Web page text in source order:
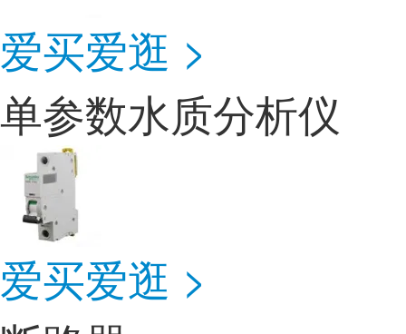
爱买爱逛 >
单参数水质分析仪
爱买爱逛 >